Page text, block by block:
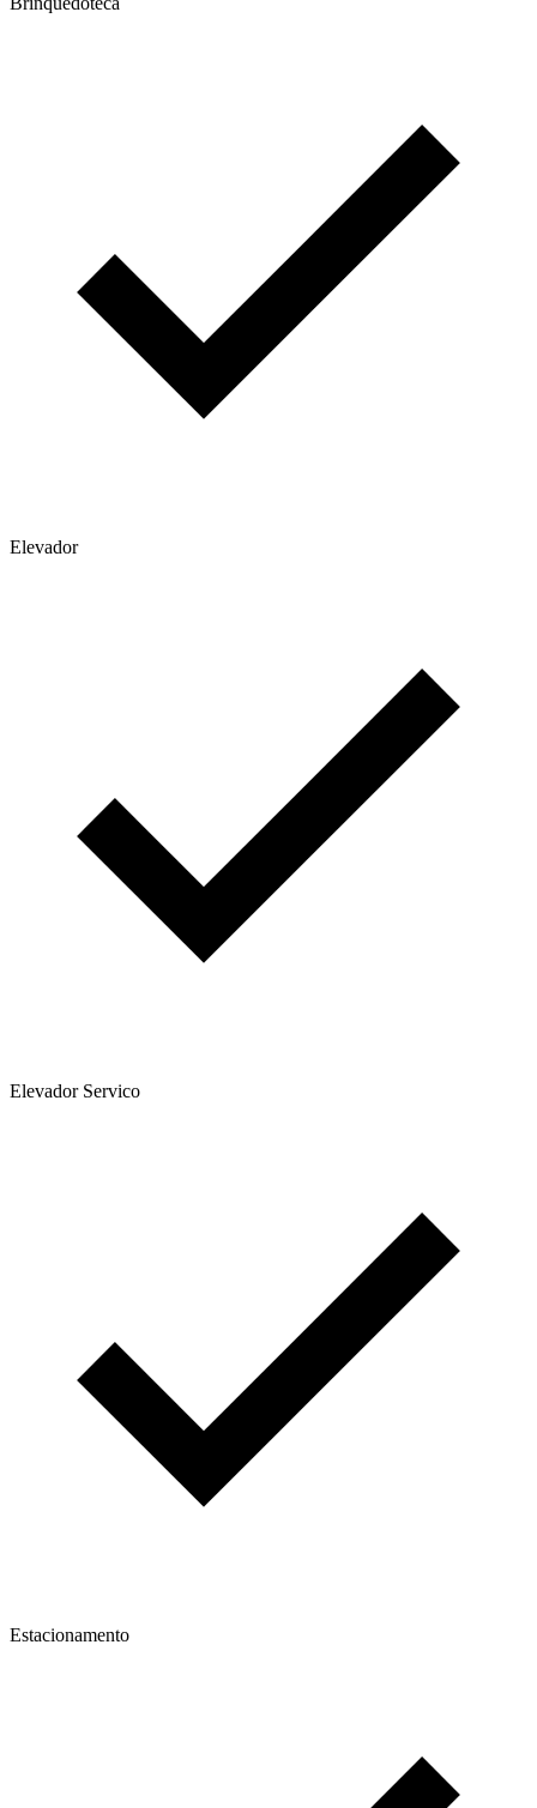
Elevador
Elevador Servico
Estacionamento